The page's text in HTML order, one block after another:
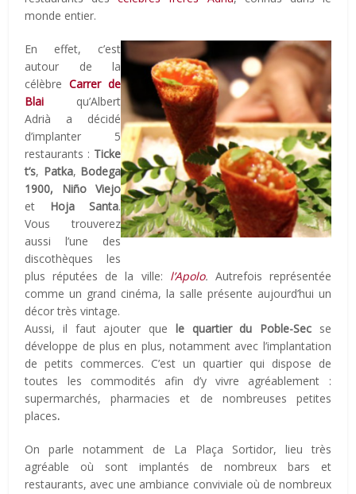
monde entier.
En effet, c’est
autour de la
célèbre Carrer de
Blai qu’Albert
Adrià a décidé
d’implanter 5
restaurants : Ticke
t’s, Patka, Bodega
1900, Niño Viejo
et Hoja Santa.
Vous trouverez
aussi l’une des
discothèques les
plus réputées de la ville: l’Apolo. Autrefois représentée
comme un grand cinéma, la salle présente aujourd’hui un
décor très vintage.
Aussi, il faut ajouter que le quartier du Poble-Sec se
développe de plus en plus, notamment avec l’implantation
de petits commerces. C’est un quartier qui dispose de
toutes les commodités afin d’y vivre agréablement :
supermarchés, pharmacies et de nombreuses petites
places.
On parle notamment de La Plaça Sortidor, lieu très
agréable où sont implantés de nombreux bars et
restaurants, avec une ambiance conviviale où de nombreux